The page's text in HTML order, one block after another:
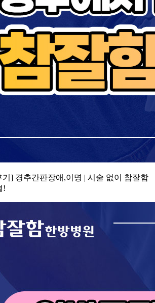
] 경추간판장애,이명 | 시술 없이 참잘함
!